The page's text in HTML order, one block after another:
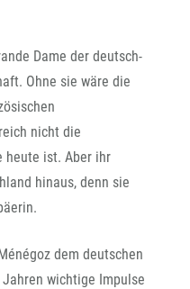
Dame der deutsch-
Ohne sie wäre die
nicht die
heute ist. Aber ihr
hinaus, denn sie
dem deutschen
wichtige Impulse